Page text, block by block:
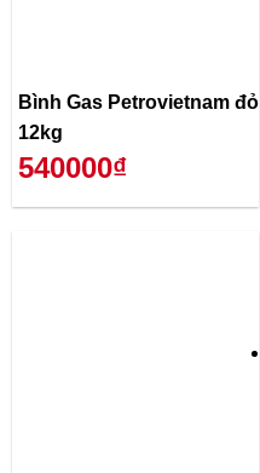
Bình Gas Petrovietnam đỏ
12kg
540000₫